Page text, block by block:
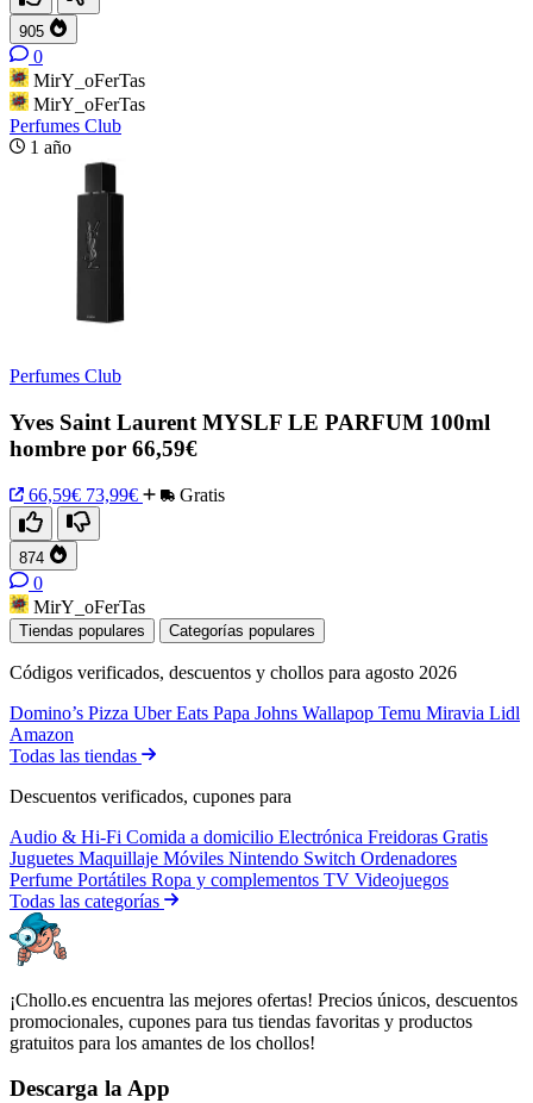
905
0
MirY_oFerTas
MirY_oFerTas
Perfumes Club
1 año
Perfumes Club
Yves Saint Laurent MYSLF LE PARFUM 100ml
hombre por 66,59€
66,59€ 73,99€ Gratis
874
0
MirY_oFerTas
Tiendas populares Categorías populares
Códigos verificados, descuentos y chollos para agosto 2026
Domino’s Pizza Uber Eats Papa Johns Wallapop Temu Miravia Lidl
Amazon
Todas las tiendas
Descuentos verificados, cupones para
Audio & Hi-Fi Comida a domicilio Electrónica Freidoras Gratis
Juguetes Maquillaje Móviles Nintendo Switch Ordenadores
Perfume Portátiles Ropa y complementos TV Videojuegos
Todas las categorías
¡Chollo.es encuentra las mejores ofertas! Precios únicos, descuentos
promocionales, cupones para tus tiendas favoritas y productos
gratuitos para los amantes de los chollos!
Descarga la App